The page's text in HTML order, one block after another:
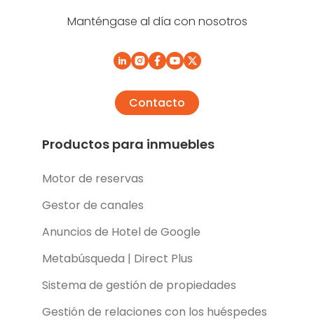
Manténgase al día con nosotros
Contacto
Productos para inmuebles
Motor de reservas
Gestor de canales
Anuncios de Hotel de Google
Metabúsqueda | Direct Plus
Sistema de gestión de propiedades
Gestión de relaciones con los huéspedes